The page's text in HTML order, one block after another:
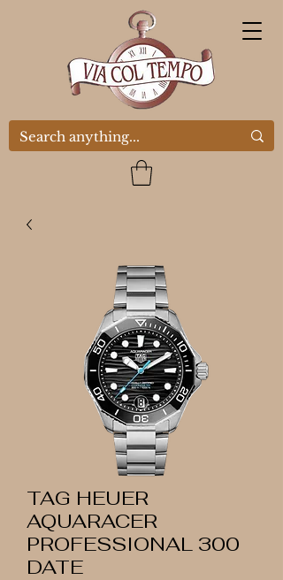
TAG HEUER
AQUARACER
PROFESSIONAL 300
DATE